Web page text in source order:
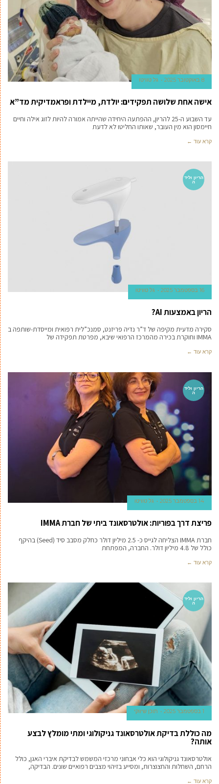
8 באוקטובר 2025 גל טוויטו
אישה אחת שלושה תפקידים: יולדת, מיילדת ופראמדיקית מד”א
עד השבוע ה-25 להריון, ההפתעה היחידה שהייתה אמורה להיות לזוג אילה וחיים
חיימסון הוא מין העובר, שאותו החליטו לא לדעת
קרא עוד ←
הריון וליד
ה
16 בספטמבר 2025 גל טוויטו
הריון באמצעות AI?
סקירה מדעית מקיפה של ד”ר נדיה פריזנט, סמנכ”לית רפואית ומייסדת-שותפה ב
IMMA וחוקרת בכירה מהמרכז הרפואי שיבא, מפרטת תפקידה של
קרא עוד ←
הריון וליד
ה
14 בספטמבר 2025 גל טוויטו
פריצת דרך בפוריות: אולטרסאונד ביתי של חברת IMMA
חברת IMMA הצליחה לגייס כ- 2.5 מיליון דולר כחלק מסבב סיד (Seed) בהיקף
כולל של 4.8 מיליון דולר. החברה, המפתחת
קרא עוד ←
הריון וליד
ה
1 בספטמבר 2025 תוכן שיווקי
מה כוללת בדיקת אולטרסאונד גניקולוגי ומתי מומלץ לבצע
אותה?
אולטרסאונד גניקולוגי הוא כלי אבחוני מרכזי המשמש לבדיקת איברי האגן, כולל
הרחם, השחלות והחצוצרות, ומסייע בזיהוי מצבים רפואיים שונים. הבדיקה,
קרא עוד ←